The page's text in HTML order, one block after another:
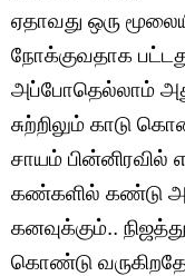
ஏதாவது ஒரு
நோக்குவதாக
அப்போதெல்லாம்
சுற்றிலும் காடு
சாயம் பின்னிரவில்
கண்களில் கண்டு
கனவுக்கும்..
கொண்டு